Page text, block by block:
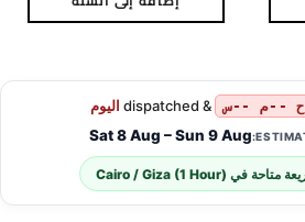
هناك
من
الأشكال
المختلفة
لهذا
المنتج.
يمكن